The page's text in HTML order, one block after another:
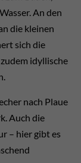
An den
die kleinen
sich die
idyllische
nach Plaue
Auch die
– hier gibt es